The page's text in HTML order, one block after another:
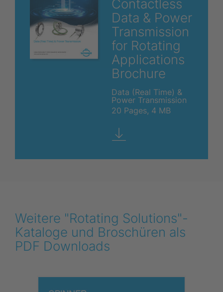
Contactless
Data & Power
Transmission
for Rotating
Applications
Brochure
Data (Real Time) &
Power Transmission
20 Pages, 4 MB
Weitere "Rotating Solutions"-
Kataloge und Broschüren als
PDF Downloads